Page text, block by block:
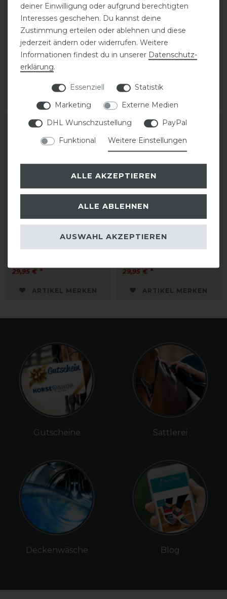
QHP Liberty
Knotenhalfter Kombi
QHP Liberty
Knotenhalfter Kombi
29,95 € *
ARTIKEL MERKEN
29,95 € *
ARTIKEL MERKEN
Gutscheine
Deckenwäsche
Sattlerei
Blog
deiner Einwilligung oder aufgrund berechtigten
Interesses geschehen. Du kannst deine
Zustimmung erteilen oder ablehnen und diese
jederzeit ändern oder widerrufen. Weitere
Informationen findest du in unserer Daten­schutz­
erklärung.
Essenziell
Statistik
Marketing
Externe Medien
DHL Wunschzustellung
PayPal
Funktional
Weitere Einstellungen
ALLE AKZEPTIEREN
ALLE ABLEHNEN
AUSWAHL AKZEPTIEREN